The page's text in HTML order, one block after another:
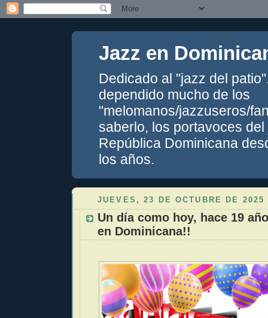
Jazz en
Dedicado al "jazz del
dependido mucho de los
"melomanos/jazzuseros/
saberlo, los portavoces
República Dominicana
los años.
JUEVES, 23 DE OCTUBRE DE 2025
Un día como hoy, hace 19
en Dominicana!!